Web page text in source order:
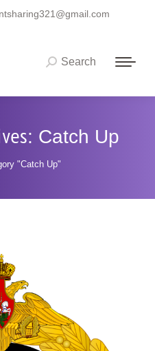
Search:
Search
Catch Up
"Catch Up"